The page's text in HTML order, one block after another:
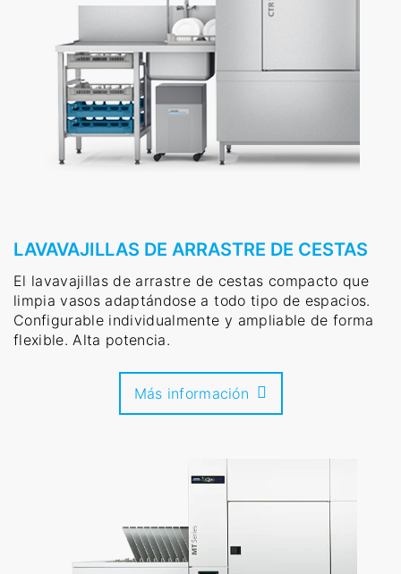
LAVAVAJILLAS DE ARRASTRE DE CESTAS
El lavavajillas de arrastre de cestas compacto que
limpia vasos adaptándose a todo tipo de espacios.
Configurable individualmente y ampliable de forma
flexible. Alta potencia.
Más información